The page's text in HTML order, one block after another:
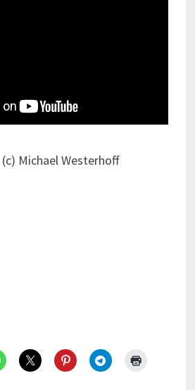
Michael Westerhoff